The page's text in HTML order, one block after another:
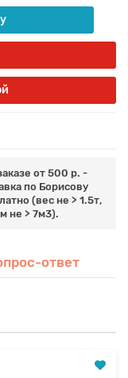
от 500 р. -
по Борисову
(вес не > 1.5т,
не > 7м3).
ответ